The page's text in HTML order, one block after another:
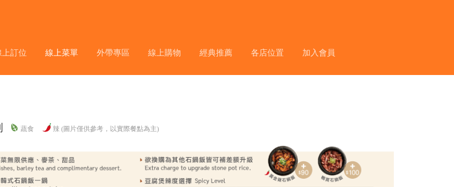
上訂位 線上菜單 外帶專區 線上購物 經典推薦 各店位置 加入會員
蔬食 辣 (圖片僅供參考，以實際餐點為主)